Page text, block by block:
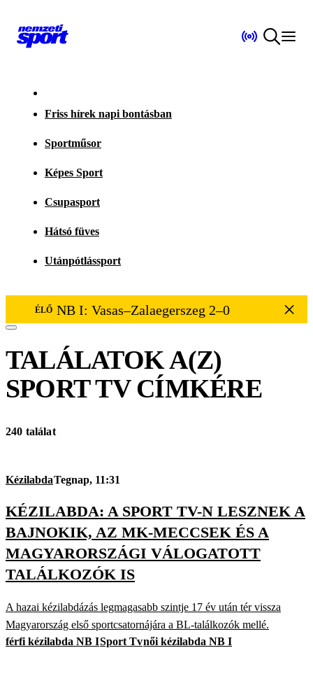
Friss hírek napi bontásban
Sportműsor
Képes Sport
Csupasport
Hátsó füves
Utánpótlássport
ÉLŐ NB I: Vasas–Zalaegerszeg 2–0
TALÁLATOK A(Z)
SPORT TVCÍMKÉRE
240 találat
KézilabdaTegnap, 11:31
KÉZILABDA: A SPORT TV-N LESZNEK A
BAJNOKIK, AZ MK-MECCSEK ÉS A
MAGYARORSZÁGI VÁLOGATOTT
TALÁLKOZÓK IS
A hazai kézilabdázás legmagasabb szintje 17 év után tér vissza
Magyarország első sportcsatornájára a BL-találkozók mellé.
férfi kézilabda NB ISport Tvnői kézilabda NB I